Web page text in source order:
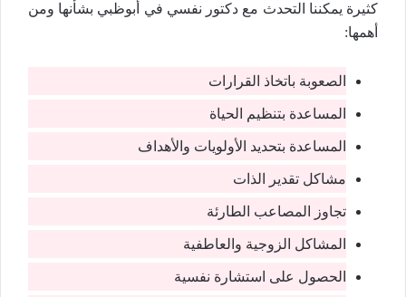
كثيرة يمكننا التحدث مع دكتور نفسي في أبوظبي بشأنها ومن
أهمها:
الصعوبة باتخاذ القرارات
المساعدة بتنظيم الحياة
المساعدة بتحديد الأولويات والأهداف
مشاكل تقدير الذات
تجاوز المصاعب الطارئة
المشاكل الزوجية والعاطفية
الحصول على استشارة نفسية